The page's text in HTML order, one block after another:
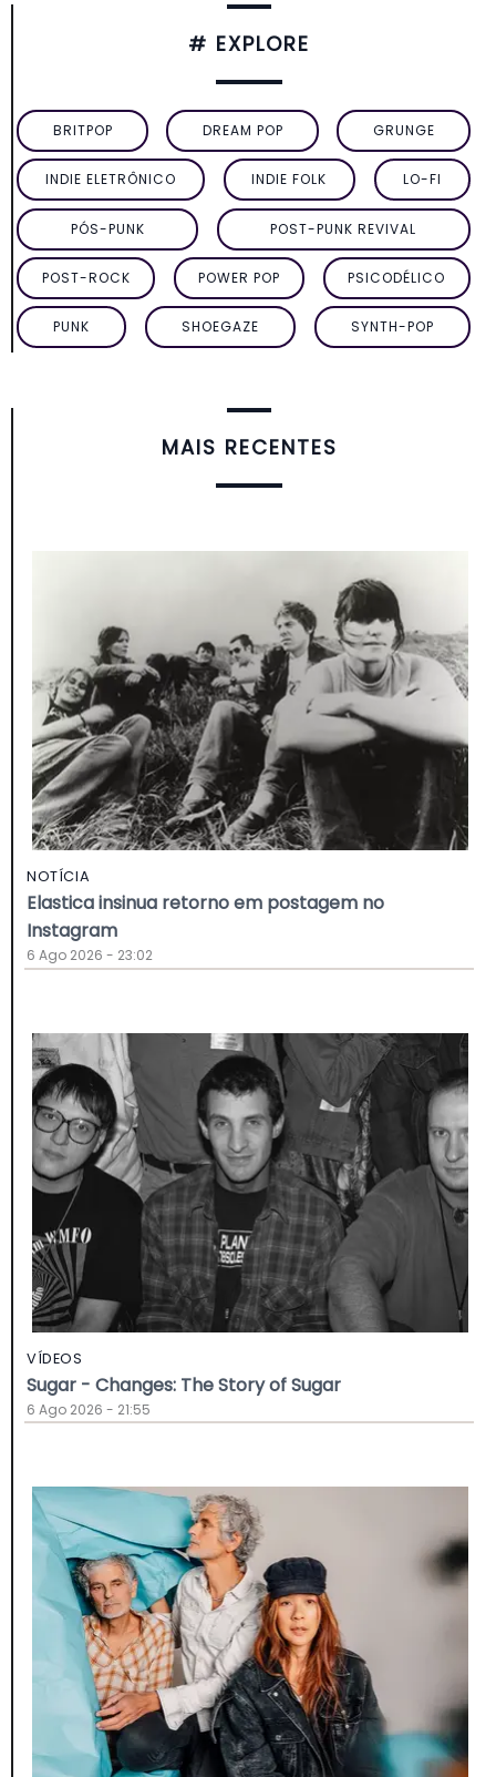
# EXPLORE
BRITPOP DREAM POP GRUNGE
INDIE ELETRÔNICO INDIE FOLK LO-FI
PÓS-PUNK POST-PUNK REVIVAL
POST-ROCK POWER POP PSICODÉLICO
PUNK SHOEGAZE SYNTH-POP
MAIS RECENTES
NOTÍCIA
Elastica insinua retorno em postagem no
Instagram
6 Ago 2026 - 23:02
VÍDEOS
Sugar - Changes: The Story of Sugar
6 Ago 2026 - 21:55